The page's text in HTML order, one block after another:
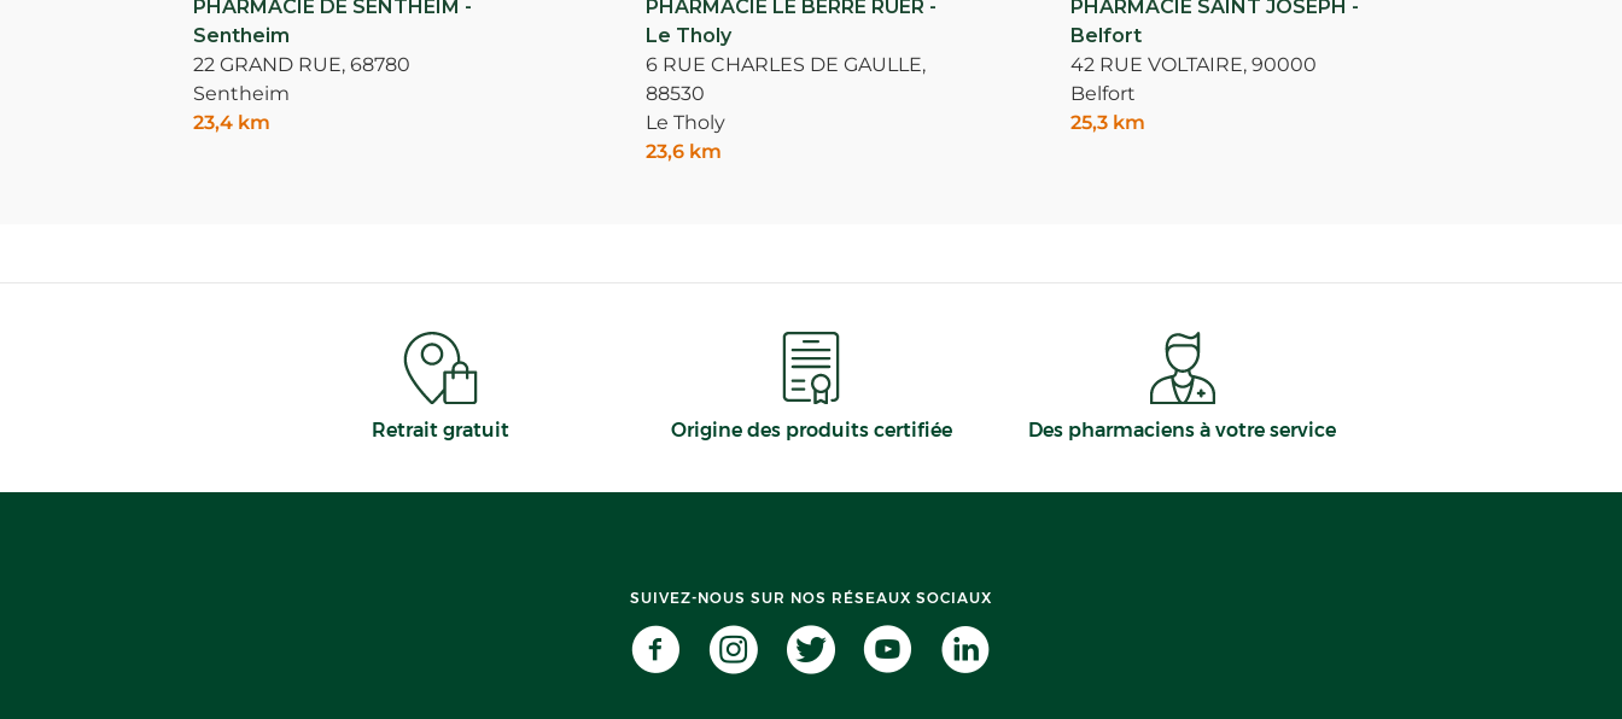
PHARMACIE DE SENTHEIM -
Sentheim
22 GRAND RUE, 68780
Sentheim
23,4 km
PHARMACIE LE BERRE RUER -
Le Tholy
6 RUE CHARLES DE GAULLE,
88530
Le Tholy
23,6 km
PHARMACIE SAINT JOSEPH -
Belfort
42 RUE VOLTAIRE, 90000
Belfort
25,3 km
Retrait gratuit Origine des produits certifiée Des pharmaciens à votre service
SUIVEZ-NOUS SUR NOS RÉSEAUX SOCIAUX